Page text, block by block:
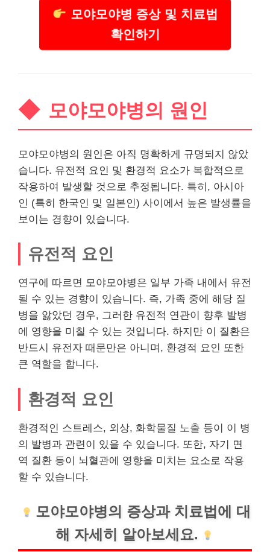
모야모야병 증상 및 치료법
확인하기
모야모야병의 원인
모야모야병의 원인은 아직 명확하게 규명되지 않았
습니다. 유전적 요인 및 환경적 요소가 복합적으로
작용하여 발생할 것으로 추정됩니다. 특히, 아시아
인 (특히 한국인 및 일본인) 사이에서 높은 발생률을
보이는 경향이 있습니다.
유전적 요인
연구에 따르면 모야모야병은 일부 가족 내에서 유전
될 수 있는 경향이 있습니다. 즉, 가족 중에 해당 질
병을 앓았던 경우, 그러한 유전적 연관이 향후 발병
에 영향을 미칠 수 있는 것입니다. 하지만 이 질환은
반드시 유전자 때문만은 아니며, 환경적 요인 또한
큰 역할을 합니다.
환경적 요인
환경적인 스트레스, 외상, 화학물질 노출 등이 이 병
의 발병과 관련이 있을 수 있습니다. 또한, 자기 면
역 질환 등이 뇌혈관에 영향을 미치는 요소로 작용
할 수 있습니다.
모야모야병의 증상과 치료법에 대
해 자세히 알아보세요.